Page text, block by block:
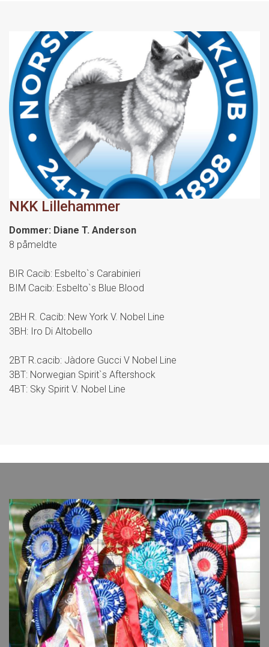
NKK Lillehammer
Dommer: Diane T. Anderson
8 påmeldte
BIR Cacib: Esbelto`s Carabinieri
BIM Cacib: Esbelto`s Blue Blood
2BH R. Cacib: New York V. Nobel Line
3BH: Iro Di Altobello
2BT R.cacib: Jàdore Gucci V Nobel Line
3BT: Norwegian Spirit`s Aftershock
4BT: Sky Spirit V. Nobel Line